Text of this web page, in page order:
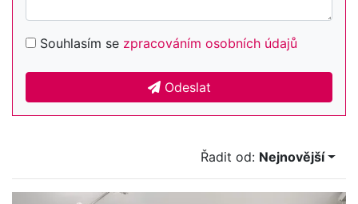
Souhlasím se zpracováním osobních údajů
Odeslat
Řadit od: Nejnovější